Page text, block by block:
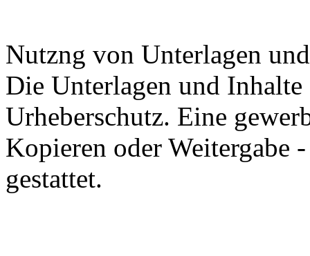
Nutzng von Unterlagen
Die Unterlagen und
Urheberschutz. Eine
Kopieren oder Weitergabe
gestattet.